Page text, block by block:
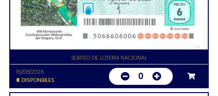
SORTEO DE LOTERIA NACIONAL
15/08/2026
8 DISPONIBLES 0